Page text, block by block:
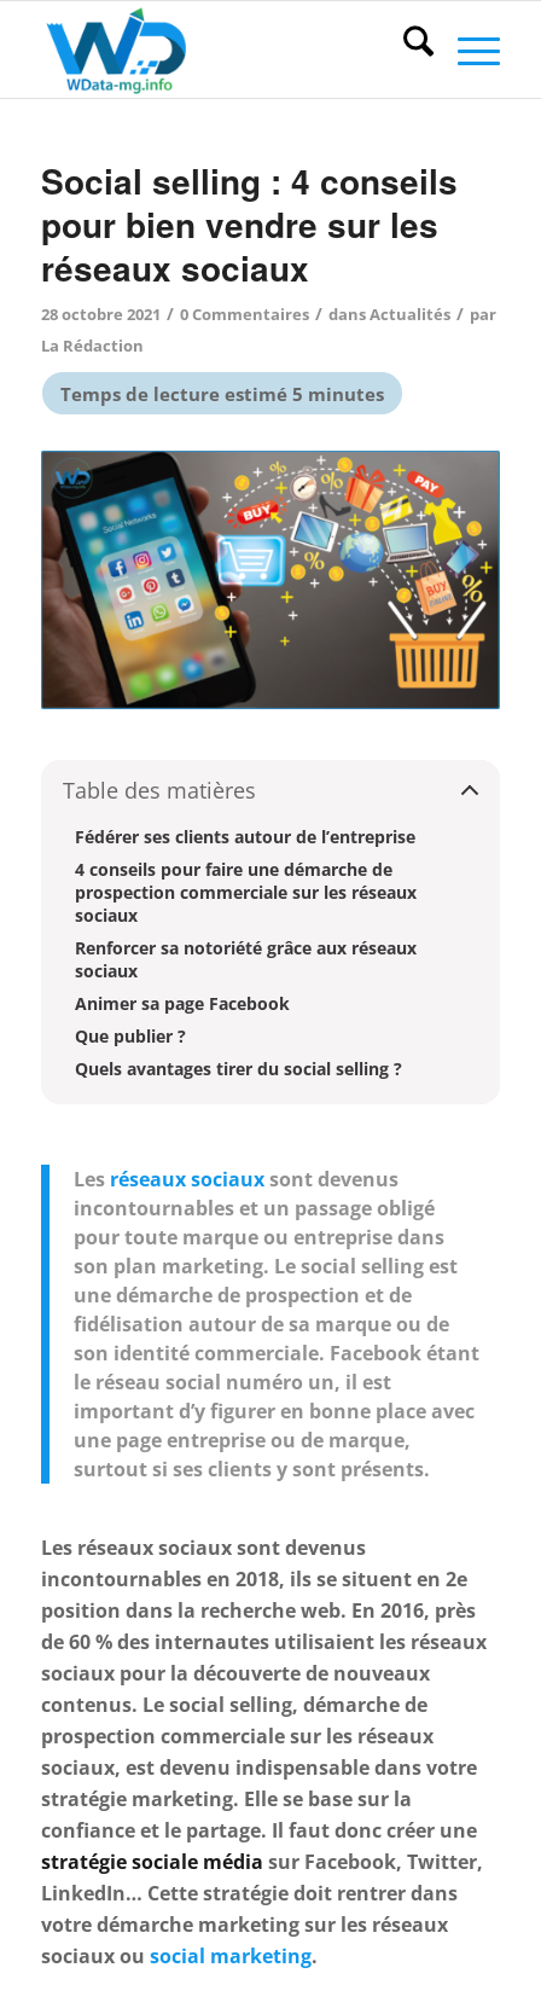
Social selling : 4 conseils
pour bien vendre sur les
réseaux sociaux
28 octobre 2021 / 0 Commentaires / dansActualités / par
La Rédaction
Table des matières
Fédérer ses clients autour de l’entreprise
4 conseils pour faire une démarche de
prospection commerciale sur les réseaux
sociaux
Renforcer sa notoriété grâce aux réseaux
sociaux
Animer sa page Facebook
Que publier ?
Quels avantages tirer du social selling ?
Les réseaux sociauxsont devenus
incontournables et un passage obligé
pour toute marque ou entreprise dans
son plan marketing. Le social selling est
une démarche de prospection et de
fidélisation autour de sa marque ou de
son identité commerciale. Facebook étant
le réseau social numéro un, il est
important d’y figurer en bonne place avec
une page entreprise ou de marque,
surtout si ses clients y sont présents.
Les réseaux sociaux sont devenus
incontournables en 2018, ils se situent en 2e
position dans la recherche web. En 2016, près
de 60 % des internautes utilisaient les réseaux
sociaux pour la découverte de nouveaux
contenus. Le social selling, démarche de
prospection commerciale sur les réseaux
sociaux, est devenu indispensable dans votre
stratégie marketing. Elle se base sur la
confiance et le partage. Il faut donc créer une
stratégie sociale média sur Facebook, Twitter,
LinkedIn… Cette stratégie doit rentrer dans
votre démarche marketing sur les réseaux
sociaux ou social marketing.